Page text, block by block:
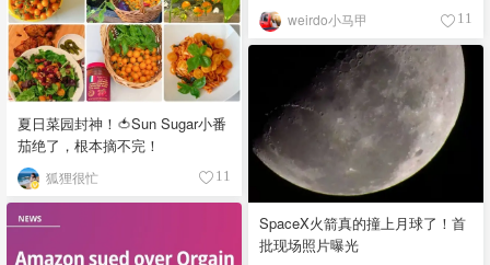
weirdo小马甲 11
夏日菜园封神！🍅Sun Sugar小番
茄绝了，根本摘不完！
狐狸很忙 11
SpaceX火箭真的撞上月球了！首
批现场照片曝光